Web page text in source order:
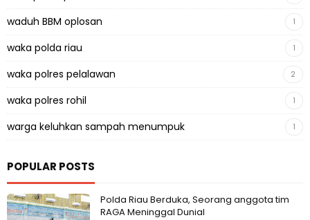
waduh BBM oplosan 1
waka polda riau 1
waka polres pelalawan 2
waka polres rohil 1
warga keluhkan sampah menumpuk 1
POPULAR POSTS
Polda Riau Berduka, Seorang anggota tim
RAGA Meninggal Dunial